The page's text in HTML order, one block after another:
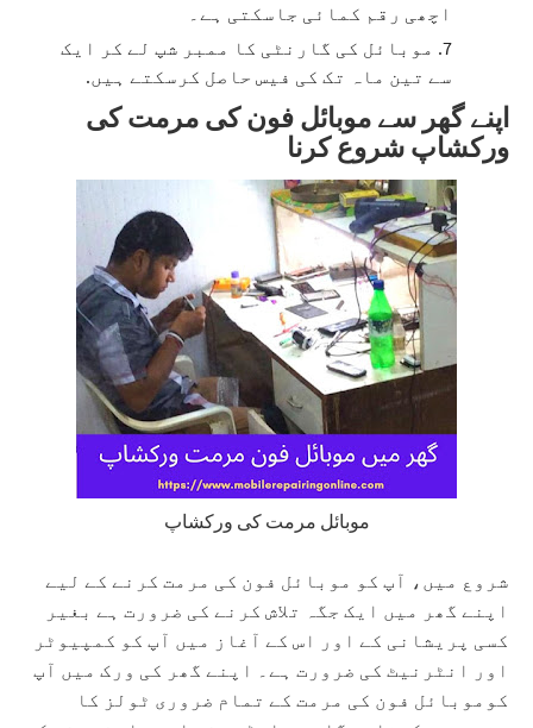
اچھی رقم کمائی جاسکتی ہے۔
موبائل کی گارنٹی کا ممبر شپ لے کر ایک
سے تین ماہ تک کی فیس حاصل کرسکتے ہیں.
اپنے گھر سے موبائل فون کی مرمت کی
ورکشاپ شروع کرنا
موبائل مرمت کی ورکشاپ
شروع میں، آپ کو موبائل فون کی مرمت کرنے کے لیے
اپنے گھر میں ایک جگہ تلاش کرنے کی ضرورت ہے بغیر
کسی پریشانی کے اور اس کے آغاز میں آپ کو کمپیوٹر
اور انٹرنیٹ کی ضرورت ہے۔ اپنے گھر کی ورک میں آپ
کوموبائل فون کی مرمت کے تمام ضروری ٹولز کا